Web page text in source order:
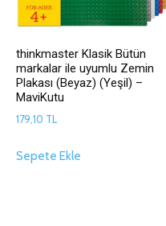
thinkmaster Klasik Bütün
markalar ile uyumlu Zemin
Plakası (Beyaz) (Yeşil) –
MaviKutu
179,10 TL
Sepete Ekle